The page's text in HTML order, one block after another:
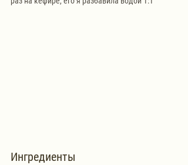
Ингредиенты